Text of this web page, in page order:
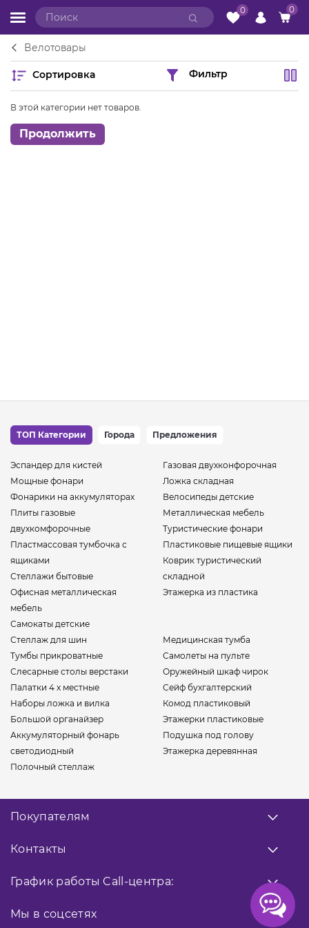
0 0
Велотовары
Сортировка Фильтр
В этой категории нет товаров.
Продолжить
ТОП Категории Города Предложения
Эспандер для кистей
Мощные фонари
Фонарики на аккумуляторах
Плиты газовые
двухкомфорочные
Пластмассовая тумбочка с
ящиками
Стеллажи бытовые
Офисная металлическая
мебель
Самокаты детские
Газовая двухконфорочная
Ложка складная
Велосипеды детские
Металлическая мебель
Туристические фонари
Пластиковые пищевые ящики
Коврик туристический
складной
Этажерка из пластика
Стеллаж для шин
Тумбы прикроватные
Слесарные столы верстаки
Палатки 4 х местные
Наборы ложка и вилка
Большой органайзер
Аккумуляторный фонарь
светодиодный
Полочный стеллаж
Медицинская тумба
Самолеты на пульте
Оружейный шкаф чирок
Сейф бухгалтерский
Комод пластиковый
Этажерки пластиковые
Подушка под голову
Этажерка деревянная
Контакты
Заказать звонок
0 800 33 10 32
График работыCall-центра:
Прием заказов
Покупателям
О нас
Доставка
Возврат товара
Мы в соцсетях